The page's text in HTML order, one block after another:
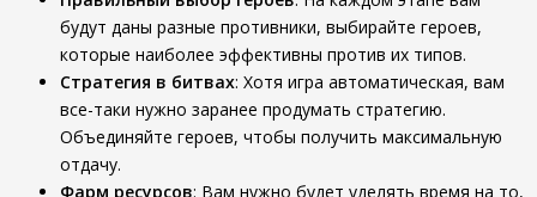
будут даны разные противники, выбирайте героев,
которые наиболее эффективны против их типов.
Стратегия в битвах: Хотя игра автоматическая, вам
все-таки нужно заранее продумать стратегию.
Объединяйте героев, чтобы получить максимальную
отдачу.
Фарм ресурсов: Вам нужно будет уделять время на то,